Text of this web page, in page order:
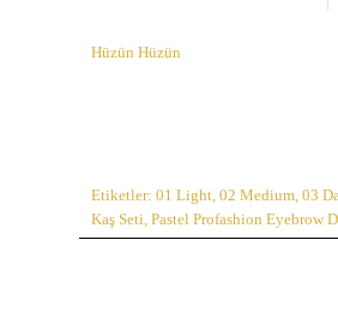
Hüzün Hüzün
Etiketler: 01 Light 02 Medium 03
Kaş Seti Pastel Profashion Eyebrow